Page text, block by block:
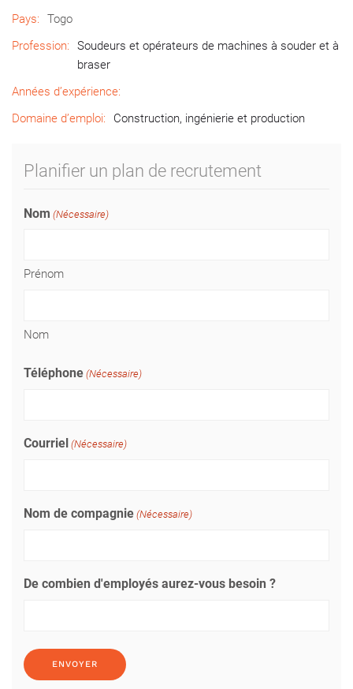
Pays:
Togo
Profession:
Soudeurs et opérateurs de machines à souder et à
braser
Années d’expérience:
Domaine d’emploi:
Construction, ingénierie et production
Planifier un plan de recrutement
Nom (Nécessaire)
Prénom
Nom
Téléphone (Nécessaire)
Courriel (Nécessaire)
Nom de compagnie (Nécessaire)
De combien d'employés aurez-vous besoin ?